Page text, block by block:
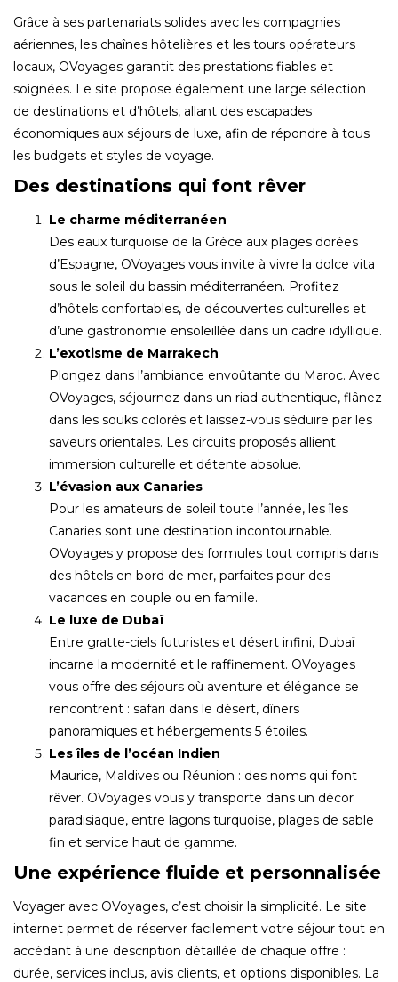
Grâce à ses partenariats solides avec les compagnies
aériennes, les chaînes hôtelières et les tours opérateurs
locaux, OVoyages garantit des prestations fiables et
soignées. Le site propose également une large sélection
de destinations et d’hôtels, allant des escapades
économiques aux séjours de luxe, afin de répondre à tous
les budgets et styles de voyage.
Des destinations qui font rêver
Le charme méditerranéen
Des eaux turquoise de la Grèce aux plages dorées
d’Espagne, OVoyages vous invite à vivre la dolce vita
sous le soleil du bassin méditerranéen. Profitez
d’hôtels confortables, de découvertes culturelles et
d’une gastronomie ensoleillée dans un cadre idyllique.
L’exotisme de Marrakech
Plongez dans l’ambiance envoûtante du Maroc. Avec
OVoyages, séjournez dans un riad authentique, flânez
dans les souks colorés et laissez-vous séduire par les
saveurs orientales. Les circuits proposés allient
immersion culturelle et détente absolue.
L’évasion aux Canaries
Pour les amateurs de soleil toute l’année, les îles
Canaries sont une destination incontournable.
OVoyages y propose des formules tout compris dans
des hôtels en bord de mer, parfaites pour des
vacances en couple ou en famille.
Le luxe de Dubaï
Entre gratte-ciels futuristes et désert infini, Dubaï
incarne la modernité et le raffinement. OVoyages
vous offre des séjours où aventure et élégance se
rencontrent : safari dans le désert, dîners
panoramiques et hébergements 5 étoiles.
Les îles de l’océan Indien
Maurice, Maldives ou Réunion : des noms qui font
rêver. OVoyages vous y transporte dans un décor
paradisiaque, entre lagons turquoise, plages de sable
fin et service haut de gamme.
Une expérience fluide et personnalisée
Voyager avec OVoyages, c’est choisir la simplicité. Le site
internet permet de réserver facilement votre séjour tout en
accédant à une description détaillée de chaque offre :
durée, services inclus, avis clients, et options disponibles. La